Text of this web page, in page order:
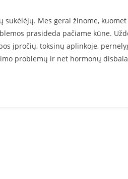
sukėlėjų. Mes gerai žinome,
prasideda pačiame kūne.
įpročių, toksinų aplinkoje,
problemų ir net hormonų